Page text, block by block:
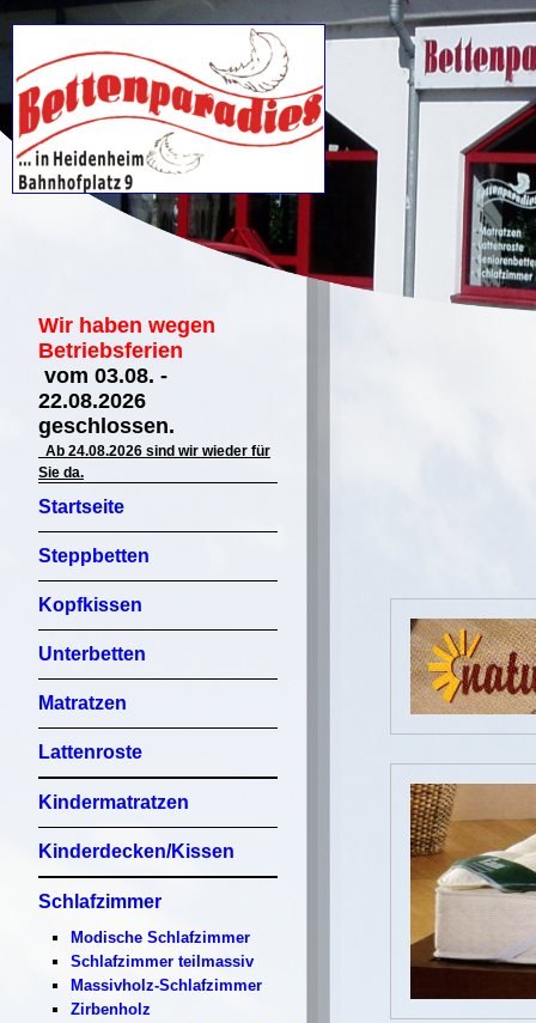
Wir haben wegen
Betriebsferien
vom 03.08. -
22.08.2026
geschlossen.
Ab 24.08.2026 sind wir wieder für
Sie da.
Startseite
Steppbetten
Kopfkissen
Unterbetten
Matratzen
Lattenroste
Kindermatratzen
Kinderdecken/Kissen
Schlafzimmer
Modische Schlafzimmer
Schlafzimmer teilmassiv
Massivholz-Schlafzimmer
Zirbenholz